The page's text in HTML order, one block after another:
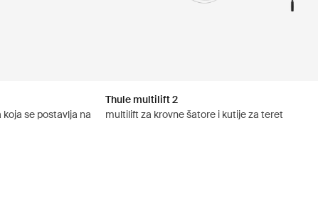
se postavlja na
Thule multilift 2
multilift za krovne šatore i kutije za teret